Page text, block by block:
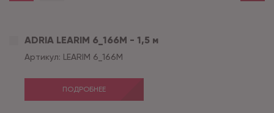
ADRIA LEARIM 6_166M - 1,5 м
Артикул: LEARIM 6_166M
ПОДРОБНЕЕ